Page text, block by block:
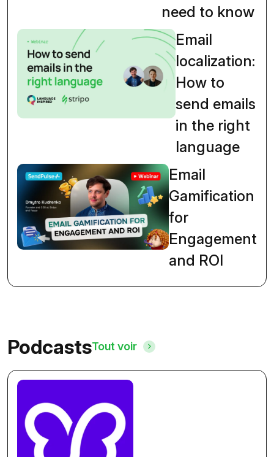
need to know
Email
localization:
How to
send emails
in the right
language
Email
Gamification
for
Engagement
and ROI
PodcastsTout voir